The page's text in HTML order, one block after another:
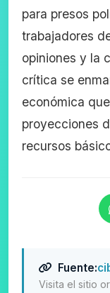
para presos
trabajadores
opiniones y la
crítica se
económica
proyecciones
recursos
Fuente:
Visita el sitio